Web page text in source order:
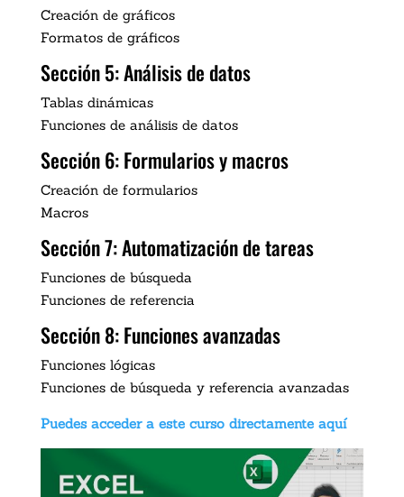
Creación de gráficos
Formatos de gráficos
Sección 5: Análisis de datos
Tablas dinámicas
Funciones de análisis de datos
Sección 6: Formularios y macros
Creación de formularios
Macros
Sección 7: Automatización de tareas
Funciones de búsqueda
Funciones de referencia
Sección 8: Funciones avanzadas
Funciones lógicas
Funciones de búsqueda y referencia avanzadas
Puedes acceder a este curso directamente aquí